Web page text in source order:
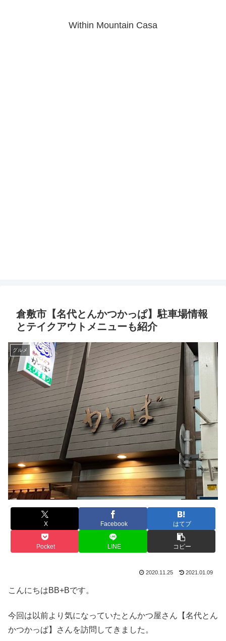
Within Mountain Casa
倉敷市【名代とんかつかっぱ】駐車場情報
とテイクアウトメニューも紹介
グルメ
X Facebook はてブ
Pocket LINE コピー
2020.11.25 2021.01.09
こんにちはBB+Bです。
今回は以前より気になっていたとんかつ屋さん【名代とん
かつかっぱ】さんを訪問してきました。